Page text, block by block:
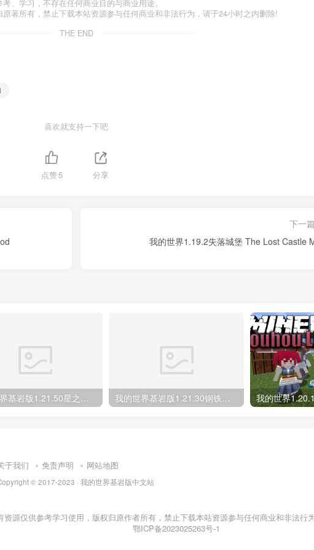
、学习，不存在任何商业目的与商业用途。
著所有，禁止下载本站资源参与任何商业和非法行为，请于24小时之内删除!
THE END
喜欢就支持一下吧
点赞5 分享
下一篇
我的世界1.19.2失落城堡 The Lost Castle
我的世界基岩版1.21.50星之调试屏 Star’s Debug Screen MOD下载 我的世界基岩版1.21.30钢铁箱子 Iron Chest unofficial – Bedrock Port MOD下载
于我们 免责声明 网站地图
© 2017-2023 · 我的世界基岩版中文站
资源仅供参考学习使用，版权归原作者所有，禁止下载本站资源参与任何商业和非法行
鄂ICP备2023025263号-1